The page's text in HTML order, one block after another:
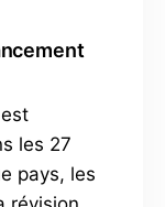
les 27
pays, les